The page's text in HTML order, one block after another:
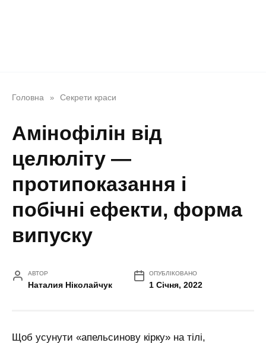
Головна » Секрети краси
Амінофілін від
целюліту —
протипоказання і
побічні ефекти, форма
випуску
АВТОР
Наталия Ніколайчук
ОПУБЛІКОВАНО
1 Січня, 2022
Щоб усунути «апельсинову кірку» на тілі,